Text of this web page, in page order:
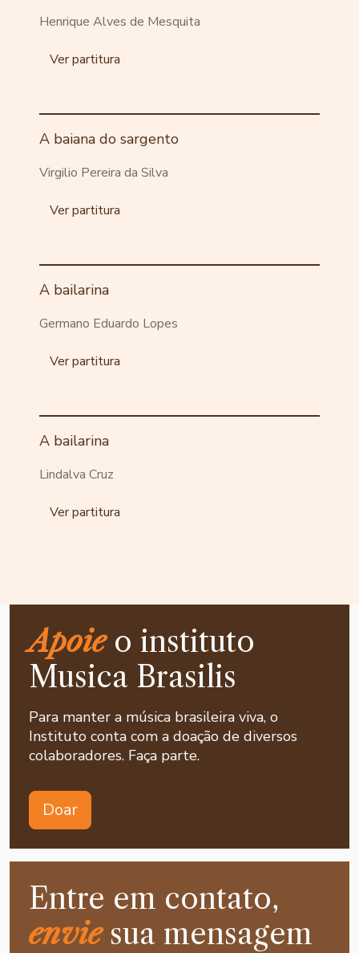
Henrique Alves de Mesquita
Ver partitura
A baiana do sargento
Virgilio Pereira da Silva
Ver partitura
A bailarina
Germano Eduardo Lopes
Ver partitura
A bailarina
Lindalva Cruz
Ver partitura
Apoieo instituto
Musica Brasilis
Para manter a música brasileira viva, o
Instituto conta com a doação de diversos
colaboradores. Faça parte.
Doar
Entre em contato,
enviesua mensagem